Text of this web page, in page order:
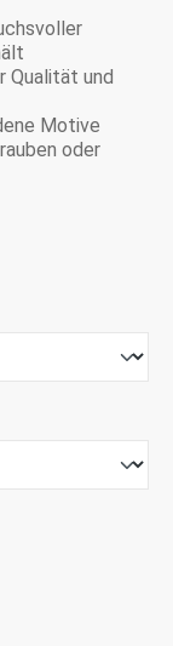
Qualität und
Motive
oder